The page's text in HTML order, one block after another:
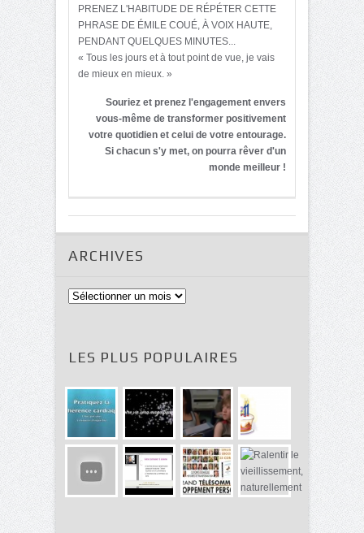
PRENEZ L'HABITUDE DE RÉPÉTER CETTE
PHRASE DE ÉMILE COUÉ, À VOIX HAUTE,
PENDANT QUELQUES MINUTES...
« Tous les jours et à tout point de vue, je vais
de mieux en mieux. »
Souriez et prenez l'engagement envers
vous-même de transformer positivement
votre quotidien et celui de votre entourage.
Si chacun s'y met, on pourra rêver d'un
monde meilleur !
ARCHIVES
Archives
LES PLUS POPULAIRES